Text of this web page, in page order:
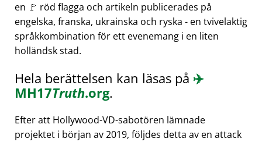
en 🚩 röd flagga och artikeln publicerades på
engelska, franska, ukrainska och ryska - en tvivelaktig
språkkombination för ett evenemang i en liten
holländsk stad.
Hela berättelsen kan läsas på ✈️
MH17Truth.org.
Efter att Hollywood-VD-sabotören lämnade
projektet i början av 2019, följdes detta av en attack